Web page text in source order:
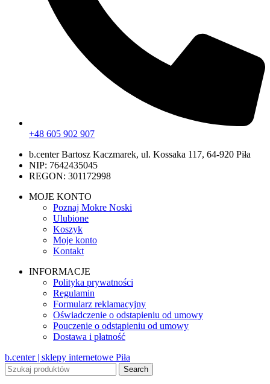
+48 605 902 907
b.center Bartosz Kaczmarek, ul. Kossaka 117, 64-920 Piła
NIP: 7642435045
REGON: 301172998
MOJE KONTO
Poznaj Mokre Noski
Ulubione
Koszyk
Moje konto
Kontakt
INFORMACJE
Polityka prywatności
Regulamin
Formularz reklamacyjny
Oświadczenie o odstapieniu od umowy
Pouczenie o odstąpieniu od umowy
Dostawa i płatność
b.center | sklepy internetowe Piła
Search